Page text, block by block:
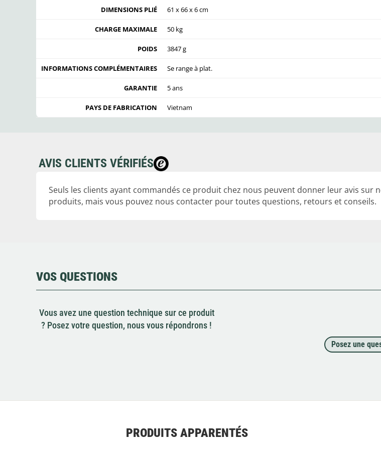
DIMENSIONS PLIÉ 61 x 66 x 6 cm
CHARGE MAXIMALE 50 kg
POIDS 3847 g
INFORMATIONS COMPLÉMENTAIRES Se range à plat.
GARANTIE 5 ans
PAYS DE FABRICATION Vietnam
AVIS CLIENTS VÉRIFIÉS
Seuls les clients ayant commandés ce produit chez nous peuvent donner leur avis sur
produits, mais vous pouvez nous contacter pour toutes questions, retours et conseils.
VOS QUESTIONS
Vous avez une question technique sur ce produit
? Posez votre question, nous vous répondrons !
Posez une
PRODUITS APPARENTÉS